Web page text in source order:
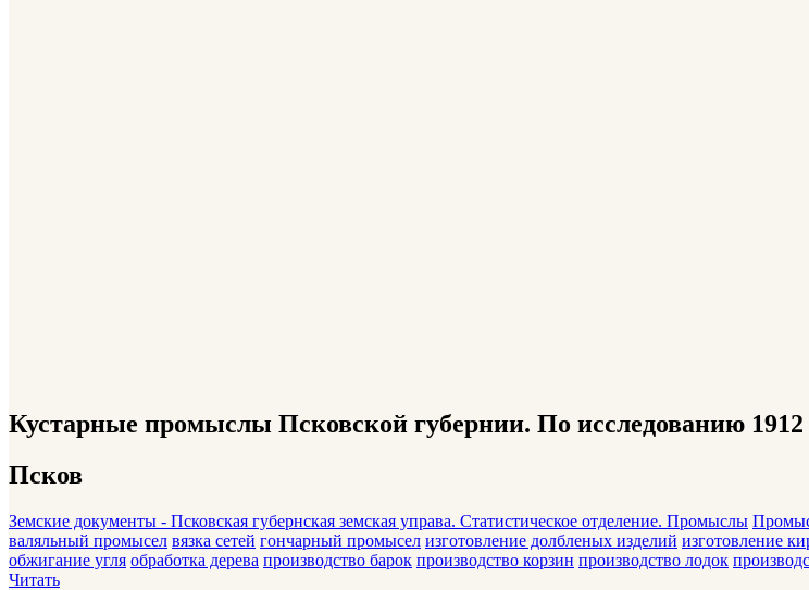
Кустарные промыслы Псковской губернии. По исследованию 1912
Псков
Земские документы - Псковская губернская земская управа. Статистическое отделение. Промыслы
валяльный промысел вязка сетей гончарный промысел изготовление долбленых изделий изготовление
обжигание угля обработка дерева производство барок производство корзин производство лодок
Читать